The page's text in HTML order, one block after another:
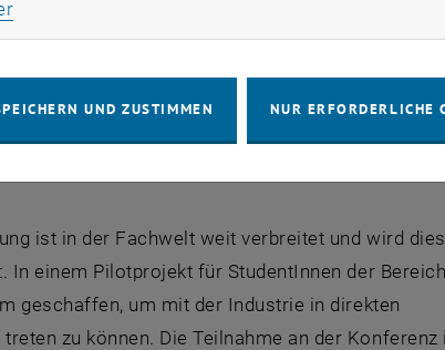
Themenstellungen zur Effizienzsteigerung und
Das Institut für Thermodynamik und
Strömungsmaschinen forscht schon seit
Beiträge zum Thema „Wasserkraftanlagen und
ist in der Fachwelt weit verbreitet und wird
In einem Pilotprojekt für StudentInnen der
geschaffen, um mit der Industrie in direkten
treten zu können. Die Teilnahme an der
Marketing Cookies zulassen
UND ZUSTIMMEN NUR ERFORDERLICHE